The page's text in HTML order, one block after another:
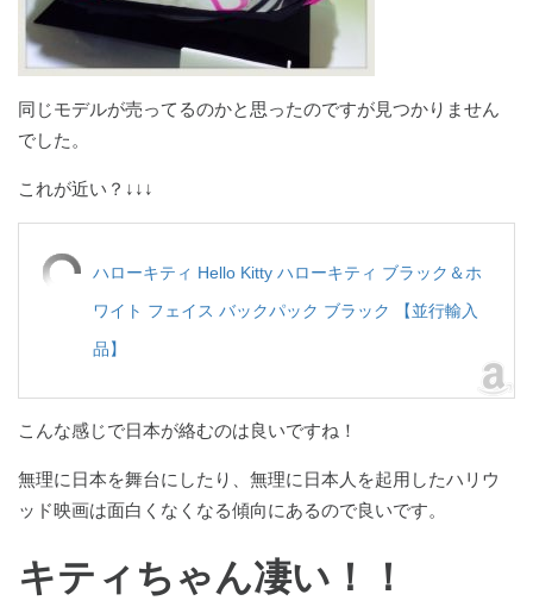
同じモデルが売ってるのかと思ったのですが見つかりません
でした。
これが近い？↓↓↓
ハローキティ Hello Kitty ハローキティ ブラック＆ホ
ワイト フェイス バックパック ブラック 【並行輸入
品】
こんな感じで日本が絡むのは良いですね！
無理に日本を舞台にしたり、無理に日本人を起用したハリウ
ッド映画は面白くなくなる傾向にあるので良いです。
キティちゃん凄い！！